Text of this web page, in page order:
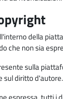
della
che non sia
sulla
sul diritto d'autore.